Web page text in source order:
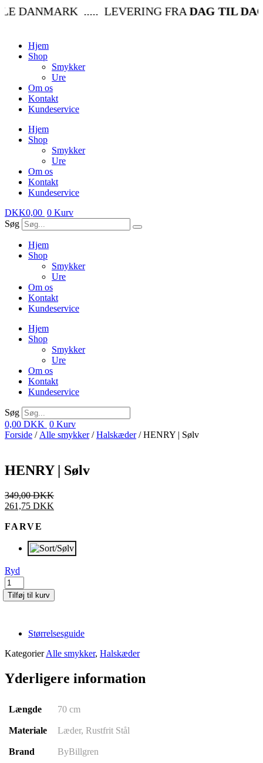
Videre
DANMARK ..... LEVERING FRADAG TIL DAG
Hjem
Shop
Smykker
Ure
Om os
Kontakt
Kundeservice
Hjem
Shop
Smykker
Ure
Om os
Kontakt
Kundeservice
DKK0,00 0 Kurv
Søg
Hjem
Shop
Smykker
Ure
Om os
Kontakt
Kundeservice
Hjem
Shop
Smykker
Ure
Om os
Kontakt
Kundeservice
Søg
0,00 DKK 0 Kurv
Forside / Alle smykker/Halskæder/ HENRY | Sølv
HENRY | Sølv
349,00DKK
261,75 DKK
FARVE
Ryd
HENRY
|
Sølv
Tilføj til kurv
Størrelsesguide
Kategorier Alle smykker, Halskæder
Yderligere information
Længde 70 cm
Materiale Læder, Rustfrit Stål
Brand ByBillgren